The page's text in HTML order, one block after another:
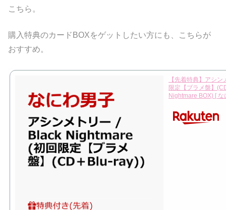
こちら。
購入特典のカードBOXをゲットしたい方にも、こちらが
おすすめ。
【先着特典】アシ
限定【ブラメ盤】
Nightmare BOX) [ な